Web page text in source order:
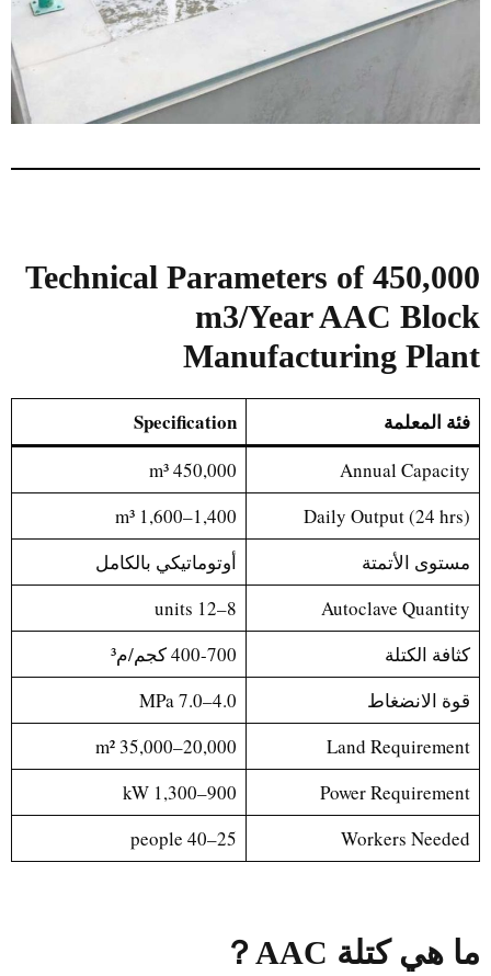
Technical Parameters of 450,000
m3/Year AAC Block
Manufacturing Plant
فئة المعلمة Specification
Annual Capacity
450,000 m³
Daily Output (24 hrs)
1,400–1,600 m³
مستوى الأتمتة
أوتوماتيكي بالكامل
Autoclave Quantity
8–12 units
كثافة الكتلة
400-700 كجم/م³
قوة الانضغاط
4.0–7.0 MPa
Land Requirement
20,000–35,000 m²
Power Requirement
900–1,300 kW
Workers Needed
25–40 people
ما هي كتلة AAC ？